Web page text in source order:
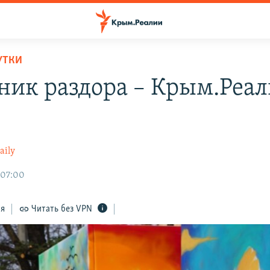
раздора –
Читать без VPN